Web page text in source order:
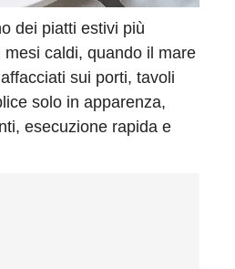
dei piatti estivi più
caldi, quando il mare
sui porti, tavoli
solo in apparenza,
esecuzione rapida e